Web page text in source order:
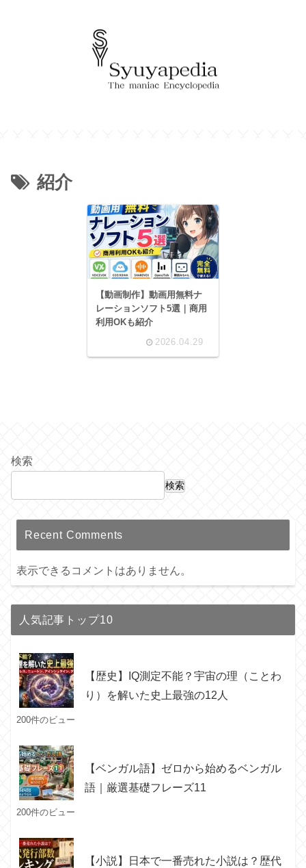
紹介
【動画制作】動画用無料ナ
レーションソフト5選｜商用
利用OKも紹介
2026.04.29
検索
検索
Recent Comments
表示できるコメントはありません。
人気記事トップ10
【歴史】IQ測定不能？宇宙の理（ことわ
り）を解いた史上最強の12人
200件のビュー
【ベンガル語】ゼロから始めるベンガル
語｜厳選基礎フレーズ11
200件のビュー
【小説】日本で一番売れた小説は？歴代